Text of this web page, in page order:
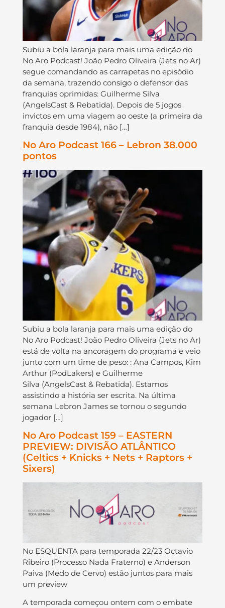
Subiu a bola laranja para mais uma edição do
No Aro Podcast! João Pedro Oliveira (Jets no Ar)
segue comandando as carrapetas no episódio
da semana, trazendo consigo o defensor das
franquias oprimidas: Guilherme Silva
(AngelsCast & Rebatida). Depois de 5 jogos
invictos em uma viagem ao oeste (a primeira da
franquia desde 1984), não […]
No Aro Podcast 166 – Lebron 38.000
pontos
Subiu a bola laranja para mais uma edição do
No Aro Podcast! João Pedro Oliveira (Jets no Ar)
está de volta na ancoragem do programa e veio
junto com um time de peso: : Ana Campos, Kim
Arthur (PodLakers) e Guilherme
Silva (AngelsCast & Rebatida). Estamos
assistindo a história ser escrita. Na última
semana Lebron James se tornou o segundo
jogador […]
No Aro Podcast 159 – EASTERN
PREVIEW: DIVISÃO ATLÂNTICO
(Celtics + Knicks + Nets + Raptors +
Sixers)
No ESQUENTA para temporada 22/23 Octavio
Ribeiro (Processo Nada Fraterno) e Anderson
Paiva (Medo de Cervo) estão juntos para mais
um preview
A temporada começou ontem com o embate